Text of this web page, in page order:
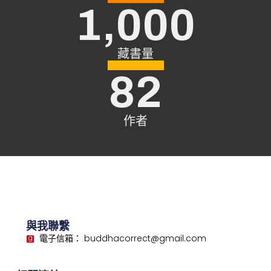
藏書量
1,000
作者
82
與我聯繫
電子信箱： buddhacorrect@gmail.com